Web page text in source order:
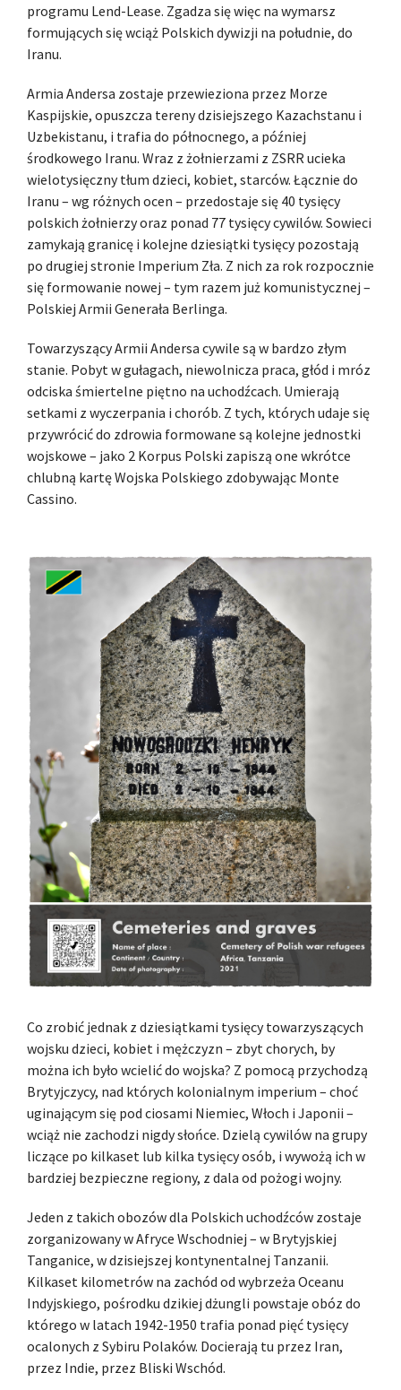
programu Lend-Lease. Zgadza się więc na wymarsz
formujących się wciąż Polskich dywizji na południe, do
Iranu.
Armia Andersa zostaje przewieziona przez Morze
Kaspijskie, opuszcza tereny dzisiejszego Kazachstanu i
Uzbekistanu, i trafia do północnego, a później
środkowego Iranu. Wraz z żołnierzami z ZSRR ucieka
wielotysięczny tłum dzieci, kobiet, starców. Łącznie do
Iranu – wg różnych ocen – przedostaje się 40 tysięcy
polskich żołnierzy oraz ponad 77 tysięcy cywilów. Sowieci
zamykają granicę i kolejne dziesiątki tysięcy pozostają
po drugiej stronie Imperium Zła. Z nich za rok rozpocznie
się formowanie nowej – tym razem już komunistycznej –
Polskiej Armii Generała Berlinga.
Towarzyszący Armii Andersa cywile są w bardzo złym
stanie. Pobyt w gułagach, niewolnicza praca, głód i mróz
odciska śmiertelne piętno na uchodźcach. Umierają
setkami z wyczerpania i chorób. Z tych, których udaje się
przywrócić do zdrowia formowane są kolejne jednostki
wojskowe – jako 2 Korpus Polski zapiszą one wkrótce
chlubną kartę Wojska Polskiego zdobywając Monte
Cassino.
Co zrobić jednak z dziesiątkami tysięcy towarzyszących
wojsku dzieci, kobiet i mężczyzn – zbyt chorych, by
można ich było wcielić do wojska? Z pomocą przychodzą
Brytyjczycy, nad których kolonialnym imperium – choć
uginającym się pod ciosami Niemiec, Włoch i Japonii –
wciąż nie zachodzi nigdy słońce. Dzielą cywilów na grupy
liczące po kilkaset lub kilka tysięcy osób, i wywożą ich w
bardziej bezpieczne regiony, z dala od pożogi wojny.
Jeden z takich obozów dla Polskich uchodźców zostaje
zorganizowany w Afryce Wschodniej – w Brytyjskiej
Tanganice, w dzisiejszej kontynentalnej Tanzanii.
Kilkaset kilometrów na zachód od wybrzeża Oceanu
Indyjskiego, pośrodku dzikiej dżungli powstaje obóz do
którego w latach 1942-1950 trafia ponad pięć tysięcy
ocalonych z Sybiru Polaków. Docierają tu przez Iran,
przez Indie, przez Bliski Wschód.